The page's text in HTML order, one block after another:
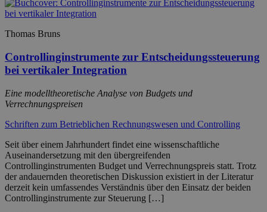
Thomas Bruns
Controllinginstrumente zur Entscheidungssteuerung
bei vertikaler Integration
Eine modelltheoretische Analyse von Budgets und
Verrechnungspreisen
Schriften zum Betrieblichen Rechnungswesen und Controlling
Seit über einem Jahrhundert findet eine wissenschaftliche
Auseinandersetzung mit den übergreifenden
Controllinginstrumenten Budget und Verrechnungspreis statt. Trotz
der andauernden theoretischen Diskussion existiert in der Literatur
derzeit kein umfassendes Verständnis über den Einsatz der beiden
Controllinginstrumente zur Steuerung […]